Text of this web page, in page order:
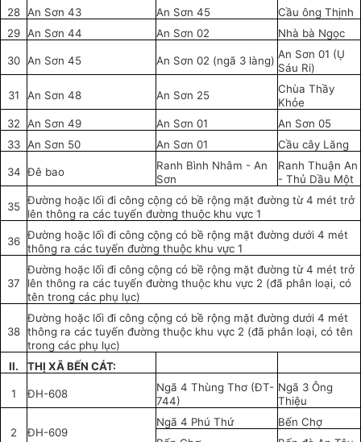
28 An Sơn 43 An Sơn 45
Cầu ông Thịnh
29 An Sơn 44 An Sơn 02 Nhà bà Ngọc
30 An Sơn 45 An Sơn 02 (ngã 3 làng) An Sơn 01 (Ụ
Sáu Ri)
31 An Sơn 48 An Sơn 25
Chùa Thầy
Khỏe
32
An Sơn 49 An Sơn 01
An Sơn 05
33 An Sơn 50 An Sơn 01 Cầu cây Lăng
34 Đê bao
Ranh Bình Nhâm - An
Sơn
Ranh Thuận An
- Thủ Dầu Một
35 Đường hoặc lối đi công cộng có bề rộng mặt đường từ 4 mét trở
lên thông ra các tuyến đường thuộc khu vực 1
36 Đường hoặc lối đi công cộng có bề rộng mặt đường dưới 4 mét
thông ra các tuyến đường thuộc khu vực 1
37
Đường hoặc lối đi công cộng có bề rộng mặt đường từ 4 mét trở
lên thông ra các tuyến đường thuộc khu vực 2 (đã phân loại, có
tên trong các phụ lục)
38
Đường hoặc lối đi công cộng có bề rộng mặt đường dưới 4 mét
thông ra các tuyến đường thuộc khu vực 2 (đã phân loại, có tên
trong các phụ lục)
II.
THỊ XÃ BẾN CÁT:
1 ĐH-608
Ngã 4 Thùng Thơ (ĐT-
744)
Ngã 3 Ông
Thiệu
2 ĐH-609
Ngã 4 Phú Thứ
Bến Chợ